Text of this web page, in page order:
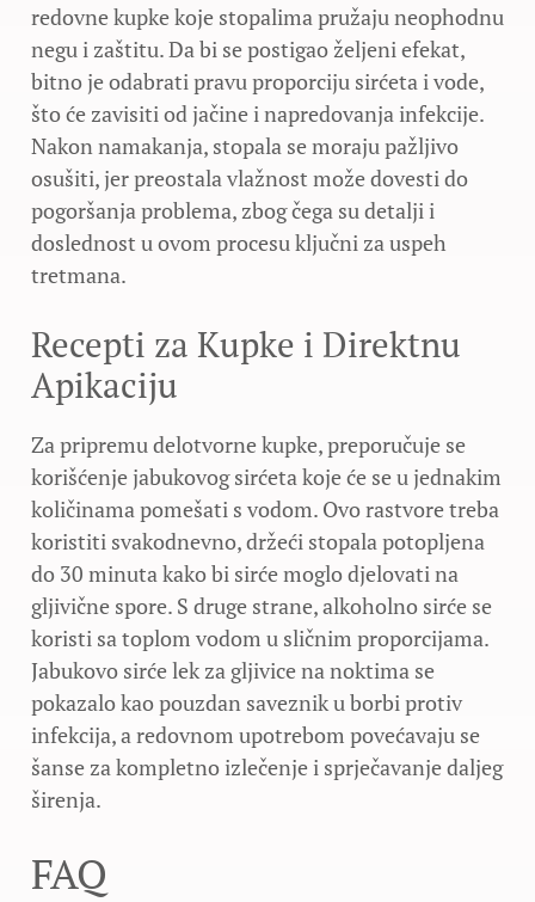
redovne kupke koje stopalima pružaju neophodnu
negu i zaštitu. Da bi se postigao željeni efekat,
bitno je odabrati pravu proporciju sirćeta i vode,
što će zavisiti od jačine i napredovanja infekcije.
Nakon namakanja, stopala se moraju pažljivo
osušiti, jer preostala vlažnost može dovesti do
pogoršanja problema, zbog čega su detalji i
doslednost u ovom procesu ključni za uspeh
tretmana.
Recepti za Kupke i Direktnu
Apikaciju
Za pripremu delotvorne kupke, preporučuje se
korišćenje jabukovog sirćeta koje će se u jednakim
količinama pomešati s vodom. Ovo rastvore treba
koristiti svakodnevno, držeći stopala potopljena
do 30 minuta kako bi sirće moglo djelovati na
gljivične spore. S druge strane, alkoholno sirće se
koristi sa toplom vodom u sličnim proporcijama.
Jabukovo sirće lek za gljivice na noktima se
pokazalo kao pouzdan saveznik u borbi protiv
infekcija, a redovnom upotrebom povećavaju se
šanse za kompletno izlečenje i sprječavanje daljeg
širenja.
FAQ